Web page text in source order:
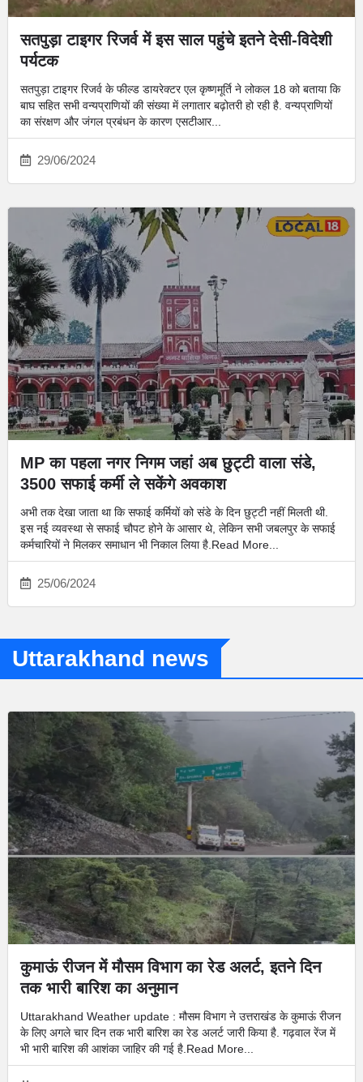
सतपुड़ा टाइगर रिजर्व में इस साल पहुंचे इतने देसी-विदेशी
पर्यटक
29/06/2024
सतपुड़ा टाइगर रिजर्व के फील्ड डायरेक्टर एल कृष्णमूर्ति ने लोकल 18 को बताया कि
बाघ सहित सभी वन्यप्राणियों की संख्या में लगातार बढ़ोतरी हो रही है. वन्यप्राणियों
का संरक्षण और जंगल प्रबंधन के कारण एसटीआर...
MP का पहला नगर निगम जहां अब छुट्टी वाला संडे,
3500 सफाई कर्मी ले सकेंगे अवकाश
25/06/2024
अभी तक देखा जाता था कि सफाई कर्मियों को संडे के दिन छुट्टी नहीं मिलती थी.
इस नई व्यवस्था से सफाई चौपट होने के आसार थे, लेकिन सभी जबलपुर के सफाई
कर्मचारियों ने मिलकर समाधान भी निकाल लिया है.Read More...
Uttarakhand news
कुमाऊं रीजन में मौसम विभाग का रेड अलर्ट, इतने दिन
तक भारी बारिश का अनुमान
Uttarakhand Weather update : मौसम विभाग ने उत्तराखंड के कुमाऊं रीजन
के लिए अगले चार दिन तक भारी बारिश का रेड अलर्ट जारी किया है. गढ़वाल रेंज में
भी भारी बारिश की आशंका जाहिर की गई है.Read More...